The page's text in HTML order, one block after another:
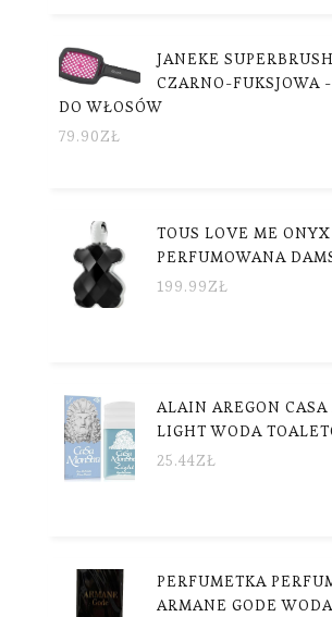
JANEKE
CZARNO-FUKSJOWA
DO WŁOSÓW
79.90ZŁ
TOUS LOVE ME
PERFUMOWANA
199.99ZŁ
ALAIN AREGON CASA
LIGHT WODA
25.44ZŁ
PERFUMETKA
ARMANE GODE WODA